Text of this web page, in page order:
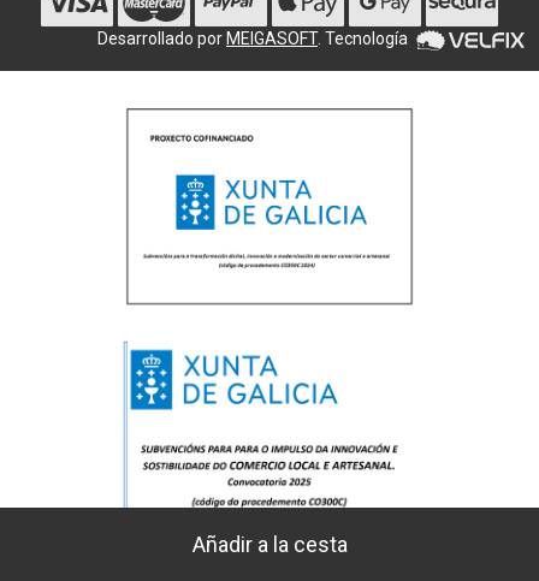
Desarrollado por MEIGASOFT. Tecnología